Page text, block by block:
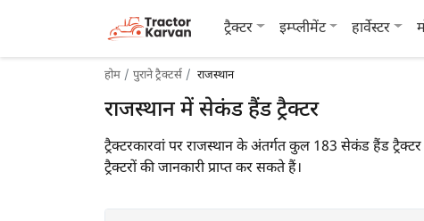
ट्रैक्टर इम्प्लीमेंट हार्वेस्टर
होम पुराने ट्रैक्टर्स राजस्थान
राजस्थान में सेकंड हैंड ट्रैक्टर
ट्रैक्टरकारवां पर राजस्थान के अंतर्गत कुल 183 सेकंड हैंड
ट्रैक्टरों की जानकारी प्राप्त कर सकते हैं।